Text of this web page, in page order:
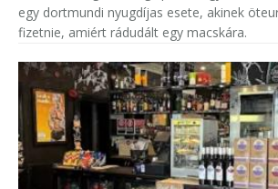
egy dortmundi nyugdíjas esete, akinek
fizetnie, amiért rádudált egy macskára.